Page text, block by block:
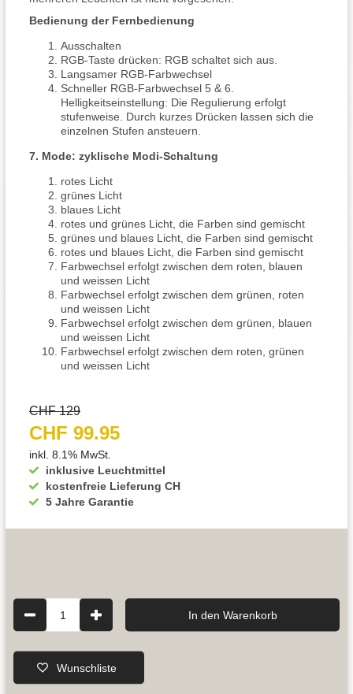
Bedienung der Fernbedienung
Ausschalten
RGB-Taste drücken: RGB schaltet sich aus.
Langsamer RGB-Farbwechsel
Schneller RGB-Farbwechsel 5 & 6.
Helligkeitseinstellung: Die Regulierung erfolgt
stufenweise. Durch kurzes Drücken lassen sich die
einzelnen Stufen ansteuern.
7. Mode: zyklische Modi-Schaltung
rotes Licht
grünes Licht
blaues Licht
rotes und grünes Licht, die Farben sind gemischt
grünes und blaues Licht, die Farben sind gemischt
rotes und blaues Licht, die Farben sind gemischt
Farbwechsel erfolgt zwischen dem roten, blauen
und weissen Licht
Farbwechsel erfolgt zwischen dem grünen, roten
und weissen Licht
Farbwechsel erfolgt zwischen dem grünen, blauen
und weissen Licht
Farbwechsel erfolgt zwischen dem roten, grünen
und weissen Licht
inklusive Leuchtmittel
kostenfreie Lieferung CH
5 Jahre Garantie
CHF 129
CHF 99.95
inkl. 8.1% MwSt.
1 In den Warenkorb
Wunschliste